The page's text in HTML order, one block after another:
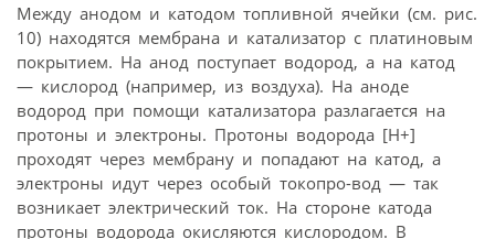
Между анодом и катодом топливной ячейки (см. рис.
10) находятся мембрана и катализатор с платиновым
покрытием. На анод поступает водород, а на катод
— кислород (например, из воздуха). На аноде
водород при помощи катализатора разлагается на
протоны и электроны. Протоны водорода [Н+]
проходят через мембрану и попадают на катод, а
электроны идут через особый токопро-вод — так
возникает электрический ток. На стороне катода
протоны водорода окисляются кислородом. В